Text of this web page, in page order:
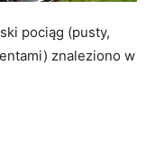
pociąg (pusty,
znaleziono w